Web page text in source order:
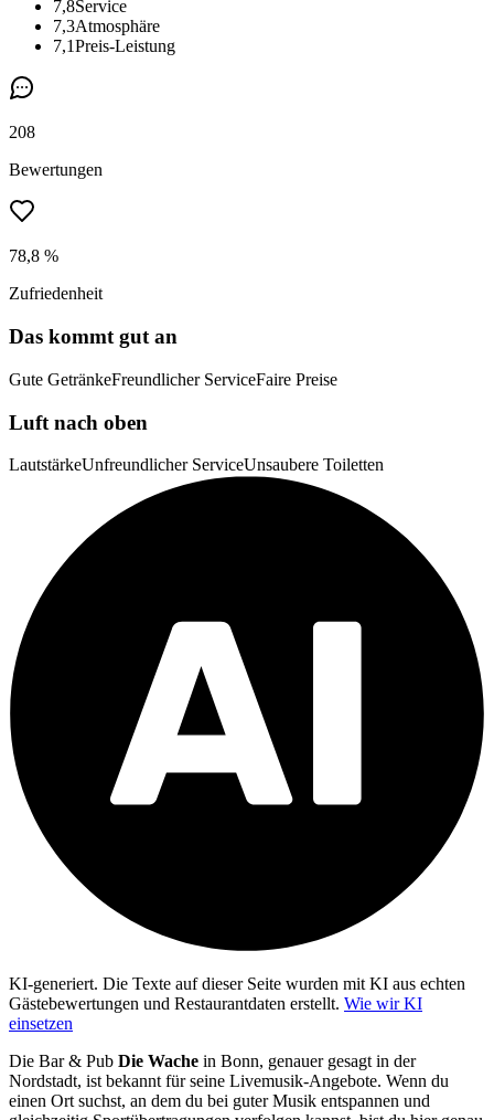
7,8Service
7,3Atmosphäre
7,1Preis-Leistung
208
Bewertungen
78,8 %
Zufriedenheit
Das kommt gut an
Gute GetränkeFreundlicher ServiceFaire Preise
Luft nach oben
LautstärkeUnfreundlicher ServiceUnsaubere Toiletten
KI-generiert. Die Texte auf dieser Seite wurden mit KI aus echten
Gästebewertungen und Restaurantdaten erstellt. Wie wir KI
einsetzen
Die Bar & Pub Die Wache in Bonn, genauer gesagt in der
Nordstadt, ist bekannt für seine Livemusik-Angebote. Wenn du
einen Ort suchst, an dem du bei guter Musik entspannen und